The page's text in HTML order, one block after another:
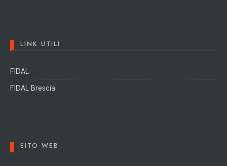
LINK UTILI
FIDAL
FIDAL Brescia
SITO WEB